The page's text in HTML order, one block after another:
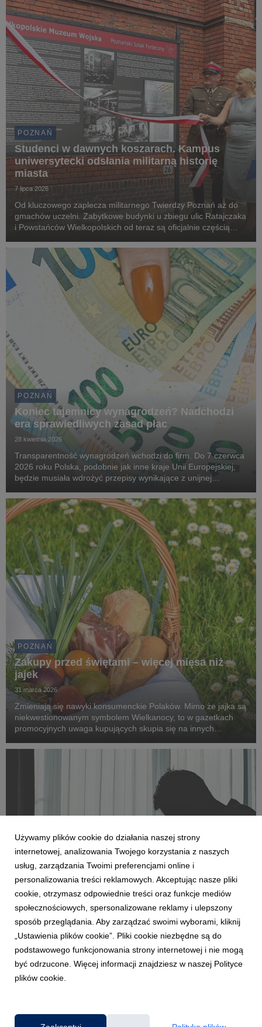
POZNAŃ
Studenci w dawnych koszarach. Kampus
uniwersytecki odsłania militarną historię
miasta
7 lipca 2026
Od kluczowego zaplecza militarnego Twierdzy Poznań aż do
gmachów uczelni. Zabytkowe budynki u zbiegu ulic Ratajczaka
i Powstańców Wielkopolskich od teraz są oficjalnie częścią
mieszkańcom i turystom odkryć mało z...
POZNAŃ
Koniec tajemnicy wynagrodzeń? Nadchodzi
era sprawiedliwych zasad płac
28 kwietnia 2026
Transparentność wynagrodzeń wchodzi do firm. Do 7 czerwca
2026 roku Polska, podobnie jak inne kraje Unii Europejskiej,
będzie musiała wdrożyć przepisy wynikające z unijnej
mają ograniczyć lukę płacową i przeciwdzia...
POZNAŃ
Zakupy przed świętami – więcej mięsa niż
jajek
31 marca 2026
Zmieniają się nawyki konsumenckie Polaków. Mimo że jajka są
niekwestionowanym symbolem Wielkanocy, to w gazetkach
promocyjnych uwaga kupujących skupia się na innych
poszukują promocji na mięso i wędliny (65,8%), świeże o...
POZNAŃ
Leczenie depresji to gra na czas
19 lutego 2026
Skala problemu wyraźnie rośnie. Według szacunków w Polsce
na depresję choruje nawet do 4 mln osób. W 2024 roku ponad
878 tys. pacjentów otrzymało świadczenia z rozpoznaniem
Używamy plików cookie do działania naszej strony
internetowej, analizowania Twojego korzystania z naszych
usług, zarządzania Twoimi preferencjami online i
personalizowania treści reklamowych. Akceptując nasze pliki
cookie, otrzymasz odpowiednie treści oraz funkcje mediów
społecznościowych, spersonalizowane reklamy i ulepszony
sposób przeglądania. Aby zarządzać swoimi wyborami, kliknij
„Ustawienia plików cookie”. Pliki cookie niezbędne są do
podstawowego funkcjonowania strony internetowej i nie mogą
być odrzucone. Więcej informacji znajdziesz w naszej Polityce
plików cookie.